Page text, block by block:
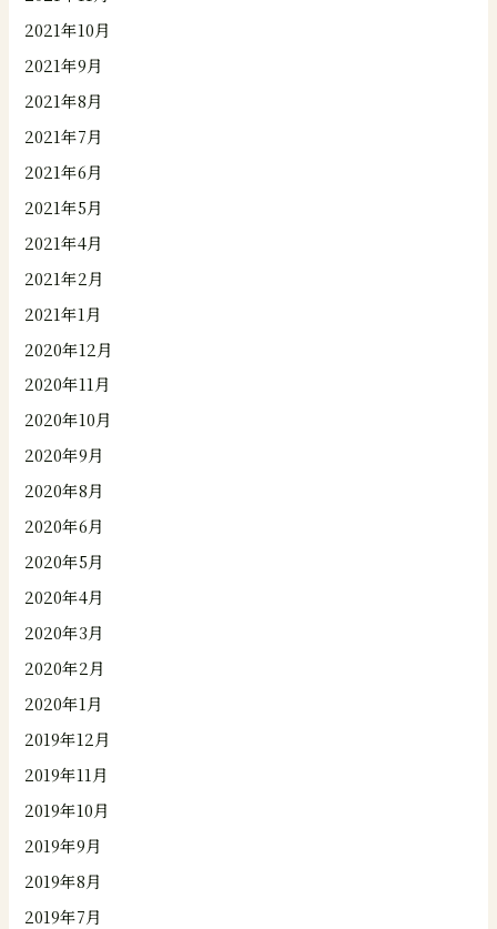
2021年10月
2021年9月
2021年8月
2021年7月
2021年6月
2021年5月
2021年4月
2021年2月
2021年1月
2020年12月
2020年11月
2020年10月
2020年9月
2020年8月
2020年6月
2020年5月
2020年4月
2020年3月
2020年2月
2020年1月
2019年12月
2019年11月
2019年10月
2019年9月
2019年8月
2019年7月